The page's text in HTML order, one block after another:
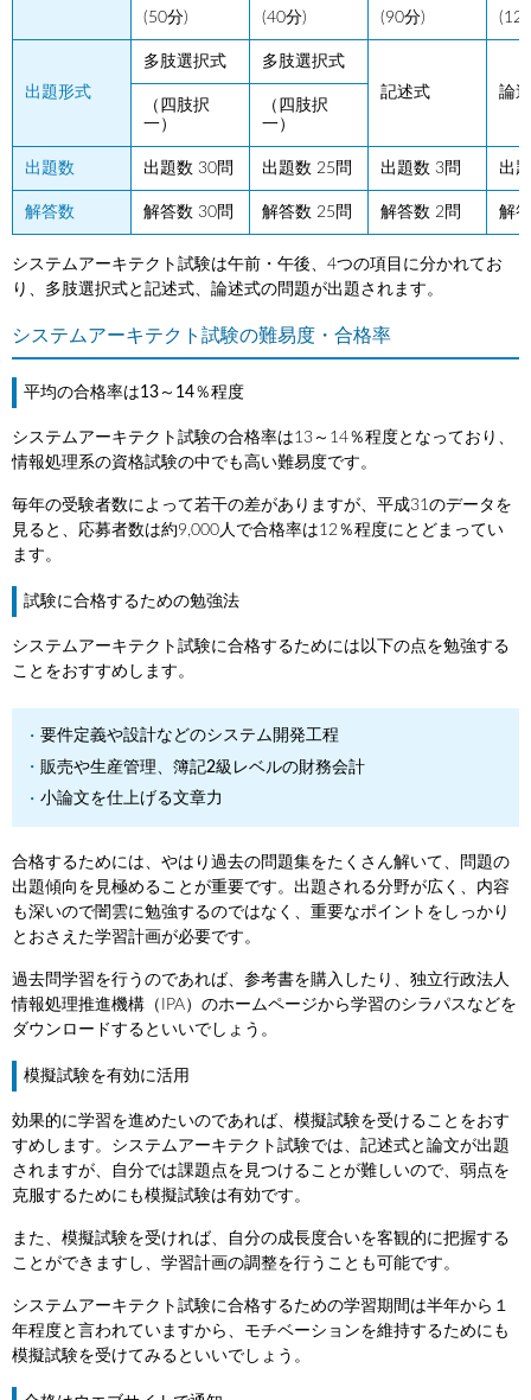
(50分) (40分) (90分)
出題形式
多肢選択式
多肢選択式
記述式
論
（四肢択
一）
（四肢択
一）
出題数 出題数 30問 出題数 25問 出題数 3問 出
解答数 解答数 30問 解答数 25問 解答数 2問 解
システムアーキテクト試験は午前・午後、4つの項目に分かれてお
り、多肢選択式と記述式、論述式の問題が出題されます。
システムアーキテクト試験の難易度・合格率
平均の合格率は13～14％程度
システムアーキテクト試験の合格率は13～14％程度となっており、
情報処理系の資格試験の中でも高い難易度です。
毎年の受験者数によって若干の差がありますが、平成31のデータを
見ると、応募者数は約9,000人で合格率は12％程度にとどまってい
ます。
試験に合格するための勉強法
システムアーキテクト試験に合格するためには以下の点を勉強する
ことをおすすめします。
要件定義や設計などのシステム開発工程
販売や生産管理、簿記2級レベルの財務会計
小論文を仕上げる文章力
合格するためには、やはり過去の問題集をたくさん解いて、問題の
出題傾向を見極めることが重要です。出題される分野が広く、内容
も深いので闇雲に勉強するのではなく、重要なポイントをしっかり
とおさえた学習計画が必要です。
過去問学習を行うのであれば、参考書を購入したり、独立行政法人
情報処理推進機構（IPA）のホームページから学習のシラパスなどを
ダウンロードするといいでしょう。
模擬試験を有効に活用
効果的に学習を進めたいのであれば、模擬試験を受けることをおす
すめします。システムアーキテクト試験では、記述式と論文が出題
されますが、自分では課題点を見つけることが難しいので、弱点を
克服するためにも模擬試験は有効です。
また、模擬試験を受ければ、自分の成長度合いを客観的に把握する
ことができますし、学習計画の調整を行うことも可能です。
システムアーキテクト試験に合格するための学習期間は半年から１
年程度と言われていますから、モチベーションを維持するためにも
模擬試験を受けてみるといいでしょう。